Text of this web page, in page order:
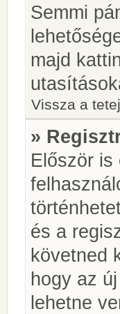
Semmi
majd
Vissza a
»
Először is
és a
követned
hogy az
lehetne